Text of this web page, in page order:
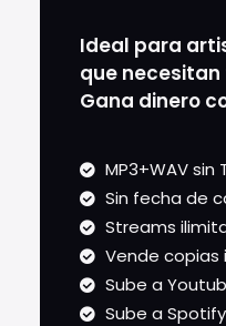
Ideal para
que
Gana dinero
MP3+WAV sin
Sin fecha de
Streams
Vende copias
Sube a
Sube a